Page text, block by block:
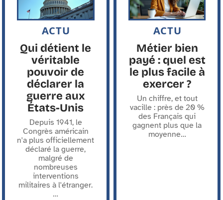
ACTU
Qui détient le
véritable
pouvoir de
déclarer la
guerre aux
États-Unis
Depuis 1941, le
Congrès américain
n'a plus officiellement
déclaré la guerre,
malgré de
nombreuses
interventions
militaires à l'étranger.
…
ACTU
Métier bien
payé : quel est
le plus facile à
exercer ?
Un chiffre, et tout
vacille : près de 20 %
des Français qui
gagnent plus que la
moyenne…